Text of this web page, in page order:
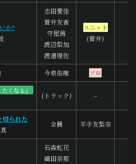
か?
志田愛佳
菅井友香
守屋茜
渡辺梨加
渡邉理佐
ユニット
(菅井)
今泉佑唯 ソロ
くなる』
(トラック) –
切られた
全員 平手友梨奈
石森虹花
織田奈那